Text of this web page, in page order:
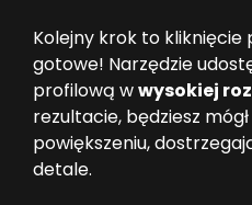
Kolejny krok to kliknięcie
gotowe! Narzędzie
profilową wwysokiej
rezultacie, będziesz
powiększeniu,
detale.